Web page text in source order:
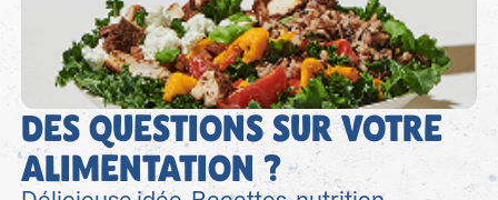
DES QUESTIONS SUR VOTRE
ALIMENTATION ?